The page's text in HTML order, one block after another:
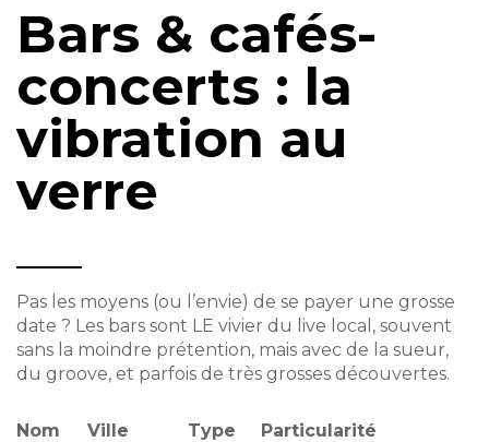
Bars & cafés-
concerts : la
vibration au
verre
Pas les moyens (ou l’envie) de se payer une grosse
date ? Les bars sont LE vivier du live local, souvent
sans la moindre prétention, mais avec de la sueur,
du groove, et parfois de très grosses découvertes.
Nom Ville Type
Particularité